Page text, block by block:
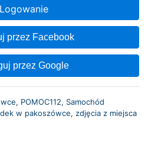
przez Facebook
przez Google
, POMOC112, Samochód
w pakoszówce, zdjęcia z miejsca